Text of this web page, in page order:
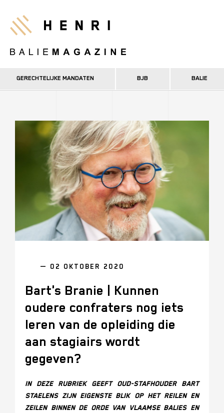
naar
inhoud
Henri
GERECHTELIJKE MANDATEN BJB BALIE
— 02 OKTOBER 2020
Bart's Branie | Kunnen
oudere confraters nog iets
leren van de opleiding die
aan stagiairs wordt
gegeven?
In deze rubriek geeft oud-stafhouder Bart
Staelens zijn eigenste blik op het reilen en
zeilen binnen de Orde van Vlaamse Balies en